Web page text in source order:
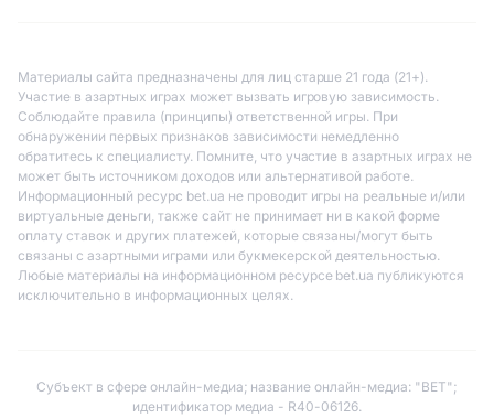
Материалы сайта предназначены для лиц старше 21 года (21+).
Участие в азартных играх может вызвать игровую зависимость.
Соблюдайте правила (принципы) ответственной игры. При
обнаружении первых признаков зависимости немедленно
обратитесь к специалисту. Помните, что участие в азартных играх не
может быть источником доходов или альтернативой работе.
Информационный ресурс bet.ua не проводит игры на реальные и/или
виртуальные деньги, также сайт не принимает ни в какой форме
оплату ставок и других платежей, которые связаны/могут быть
связаны с азартными играми или букмекерской деятельностью.
Любые материалы на информационном ресурсе bet.ua публикуются
исключительно в информационных целях.
Субъект в сфере онлайн-медиа; название онлайн-медиа: "BET";
идентификатор медиа - R40-06126.